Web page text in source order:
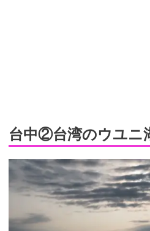
台中②台湾のウユニ